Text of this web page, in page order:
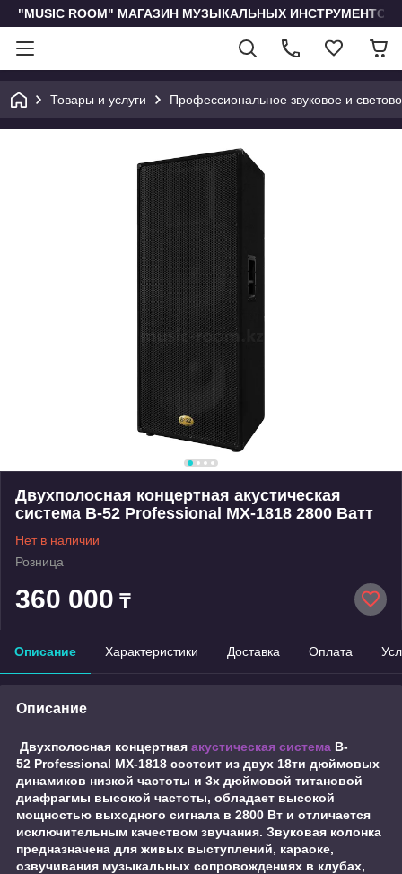
"MUSIC ROOM" МАГАЗИН МУЗЫКАЛЬНЫХ
Товары и услуги Профессиональное звуковое и
Двухполосная концертная акустическая
система B-52 Professional MX-1818 2800 Ватт
Нет в наличии
Розница
360 000 ₸
Описание Характеристики Доставка Оплата
Описание
Двухполосная концертная акустическая система B-
52 Professional MX-1818 состоит из двух 18ти дюймовых
динамиков низкой частоты и 3х дюймовой титановой
диафрагмы высокой частоты, обладает высокой
мощностью выходного сигнала в 2800 Вт и отличается
исключительным качеством звучания. Звуковая колонка
предназначена для живых выступлений, караоке,
озвучивания музыкальных сопровождениях в клубах,